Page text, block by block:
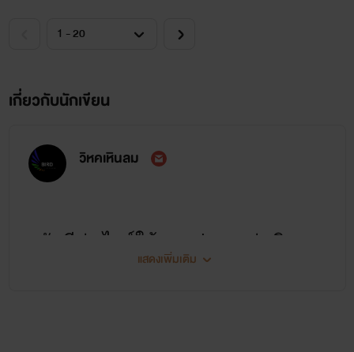
เกี่ยวกับนักเขียน
วิหคเหินลม
สวัสดีค่ะ ไรท์ใช้นามปากกาว่า วิหค
เหินลม เริ่มแรกในการเขียนเกิดจาก
แสดงเพิ่มเติม